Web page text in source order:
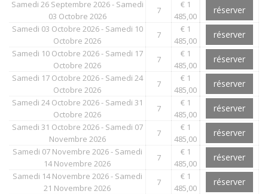
Samedi 26 Septembre 2026 - Samedi
03 Octobre 2026
7
€ 1
485,00
réserver
Samedi 03 Octobre 2026 - Samedi 10
Octobre 2026
7
€ 1
485,00
réserver
Samedi 10 Octobre 2026 - Samedi 17
Octobre 2026
7
€ 1
485,00
réserver
Samedi 17 Octobre 2026 - Samedi 24
Octobre 2026
7
€ 1
485,00
réserver
Samedi 24 Octobre 2026 - Samedi 31
Octobre 2026
7
€ 1
485,00
réserver
Samedi 31 Octobre 2026 - Samedi 07
Novembre 2026
7
€ 1
485,00
réserver
Samedi 07 Novembre 2026 - Samedi
14 Novembre 2026
7
€ 1
485,00
réserver
Samedi 14 Novembre 2026 - Samedi
21 Novembre 2026
7
€ 1
485,00
réserver